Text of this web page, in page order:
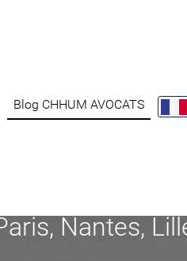
Blog CHHUM AVOCATS
Nantes,